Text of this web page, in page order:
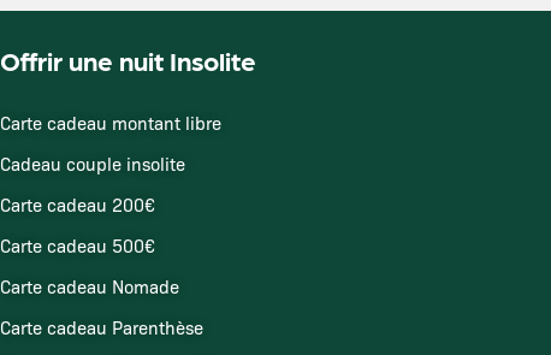
Offrir une nuit Insolite
Carte cadeau montant libre
Cadeau couple insolite
Carte cadeau 200€
Carte cadeau 500€
Carte cadeau Nomade
Carte cadeau Parenthèse